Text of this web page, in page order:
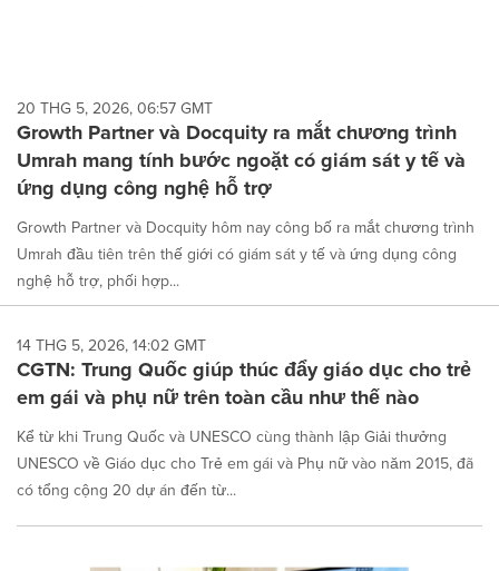
20 THG 5, 2026, 06:57 GMT
Growth Partner và Docquity ra mắt chương trình
Umrah mang tính bước ngoặt có giám sát y tế và
ứng dụng công nghệ hỗ trợ
Growth Partner và Docquity hôm nay công bố ra mắt chương trình
Umrah đầu tiên trên thế giới có giám sát y tế và ứng dụng công
nghệ hỗ trợ, phối hợp...
14 THG 5, 2026, 14:02 GMT
CGTN: Trung Quốc giúp thúc đẩy giáo dục cho trẻ
em gái và phụ nữ trên toàn cầu như thế nào
Kể từ khi Trung Quốc và UNESCO cùng thành lập Giải thưởng
UNESCO về Giáo dục cho Trẻ em gái và Phụ nữ vào năm 2015, đã
có tổng cộng 20 dự án đến từ...